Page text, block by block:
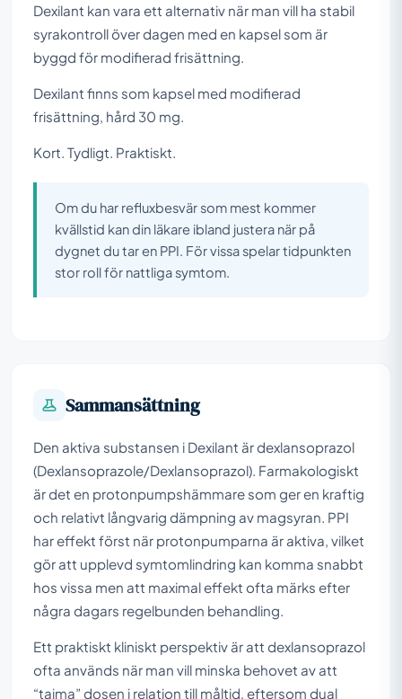
Dexilant kan vara ett alternativ när man vill ha stabil
syrakontroll över dagen med en kapsel som är
byggd för modifierad frisättning.
Dexilant finns som kapsel med modifierad
frisättning, hård 30 mg.
Kort. Tydligt. Praktiskt.
Om du har refluxbesvär som mest kommer
kvällstid kan din läkare ibland justera när på
dygnet du tar en PPI. För vissa spelar tidpunkten
stor roll för nattliga symtom.
Sammansättning
Den aktiva substansen i Dexilant är dexlansoprazol
(Dexlansoprazole/Dexlansoprazol). Farmakologiskt
är det en protonpumpshämmare som ger en kraftig
och relativt långvarig dämpning av magsyran. PPI
har effekt först när protonpumparna är aktiva, vilket
gör att upplevd symtomlindring kan komma snabbt
hos vissa men att maximal effekt ofta märks efter
några dagars regelbunden behandling.
Ett praktiskt kliniskt perspektiv är att dexlansoprazol
ofta används när man vill minska behovet av att
“tajma” dosen i relation till måltid, eftersom dual